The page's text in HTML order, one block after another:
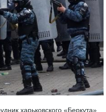
харьковского «Беркута»